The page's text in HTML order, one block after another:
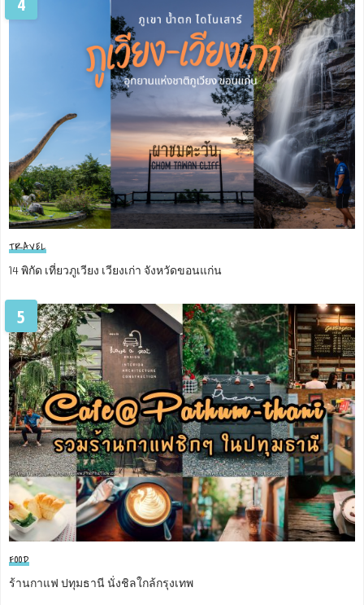
TRAVEL
14 พิกัด เที่ยวภูเวียง เวียงเก่า จังหวัดขอนแก่น
5
FOOD
ร้านกาแฟ ปทุมธานี นั่งชิลใกล้กรุงเทพ